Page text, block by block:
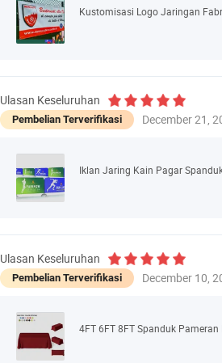
Ulasan Keseluruhan
Pembelian Terverifikasi December 21,
Ulasan Keseluruhan
Pembelian Terverifikasi December 10,